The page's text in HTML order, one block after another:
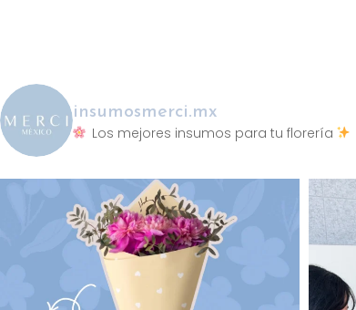
insumosmerci.mx
Los mejores insumos para tu florería